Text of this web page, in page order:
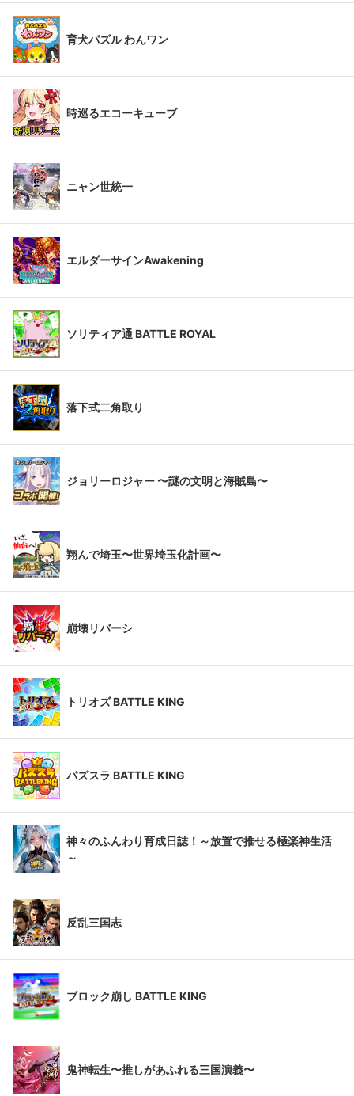
育犬パズル わんワン
時巡るエコーキューブ
ニャン世統一
エルダーサインAwakening
ソリティア通 BATTLE ROYAL
落下式二角取り
ジョリーロジャー 〜謎の文明と海賊島〜
翔んで埼玉〜世界埼玉化計画〜
崩壊リバーシ
トリオズ BATTLE KING
パズスラ BATTLE KING
神々のふんわり育成日誌！～放置で推せる極楽神生活
～
反乱三国志
ブロック崩し BATTLE KING
鬼神転生〜推しがあふれる三国演義〜